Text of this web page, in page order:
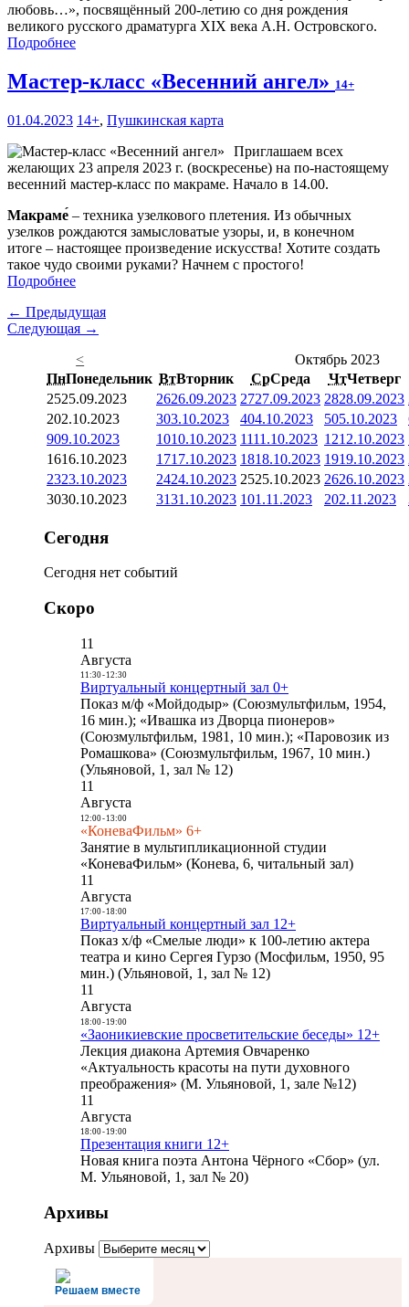
любовь…», посвящённый 200-летию со дня рождения
великого русского драматурга XIX века А.Н. Островского.
Подробнее
Мастер-класс «Весенний ангел» 14+
01.04.2023 14+, Пушкинская карта
Приглашаем всех
желающих 23 апреля 2023 г. (воскресенье) на по-настоящему
весенний мастер-класс по макраме. Начало в 14.00.
Макраме́ – техника узелкового плетения. Из обычных
узелков рождаются замысловатые узоры, и, в конечном
итоге – настоящее произведение искусства! Хотите создать
такое чудо своими руками? Начнем с простого!
Подробнее
← Предыдущая
Следующая →
<
Октябрь 2023
ПнПонедельник ВтВторник СрСреда ЧтЧетверг
2525.09.2023 2626.09.2023 2727.09.2023 2828.09.2023
202.10.2023 303.10.2023 404.10.2023 505.10.2023
909.10.2023 1010.10.2023 1111.10.2023 1212.10.2023
1616.10.2023 1717.10.2023 1818.10.2023 1919.10.2023
2323.10.2023 2424.10.2023 2525.10.2023 2626.10.2023
3030.10.2023 3131.10.2023 101.11.2023 202.11.2023
Сегодня
Сегодня нет событий
Скоро
11
Августа
11:30- 12:30
Виртуальный концертный зал 0+
Показ м/ф «Мойдодыр» (Союзмультфильм, 1954,
16 мин.); «Ивашка из Дворца пионеров»
(Союзмультфильм, 1981, 10 мин.); «Паровозик из
Ромашкова» (Союзмультфильм, 1967, 10 мин.)
(Ульяновой, 1, зал № 12)
11
Августа
12:00- 13:00
«КоневаФильм» 6+
Занятие в мультипликационной студии
«КоневаФильм» (Конева, 6, читальный зал)
11
Августа
17:00- 18:00
Виртуальный концертный зал 12+
Показ х/ф «Смелые люди» к 100-летию актера
театра и кино Сергея Гурзо (Мосфильм, 1950, 95
мин.) (Ульяновой, 1, зал № 12)
11
Августа
18:00- 19:00
«Заоникиевские просветительские беседы» 12+
Лекция диакона Артемия Овчаренко
«Актуальность красоты на пути духовного
преображения» (М. Ульяновой, 1, зале №12)
11
Августа
18:00- 19:00
Презентация книги 12+
Новая книга поэта Антона Чёрного «Сбор» (ул.
М. Ульяновой, 1, зал № 20)
Архивы
Архивы
Решаем вместе